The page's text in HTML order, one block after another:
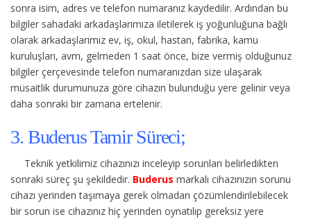
sonra isim, adres ve telefon numaranız kaydedilir. Ardından bu
bilgiler sahadaki arkadaşlarımıza iletilerek iş yoğunluğuna bağlı
olarak arkadaşlarımız ev, iş, okul, hastan, fabrika, kamu
kuruluşları, avm, gelmeden 1 saat önce, bize vermiş olduğunuz
bilgiler çerçevesinde telefon numaranızdan size ulaşarak
müsaitlik durumunuza göre cihazın bulunduğu yere gelinir veya
daha sonraki bir zamana ertelenir.
3. Buderus Tamir Süreci;
Teknik yetkilimiz cihazınızı inceleyip sorunları belirledikten
sonraki süreç şu şekildedir. Buderus markalı cihazınızın sorunu
cihazı yerinden taşımaya gerek olmadan çözümlendirilebilecek
bir sorun ise cihazınız hiç yerinden oynatılıp gereksiz yere